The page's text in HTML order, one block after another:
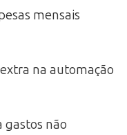
mensais
na automação
gastos não